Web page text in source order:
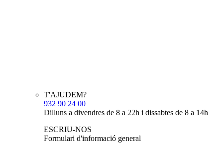
T'AJUDEM?
932 90 24 00
Dilluns a divendres de 8 a 22h i dissabtes de 8 a 14h
ESCRIU-NOS
Formulari d'informació general